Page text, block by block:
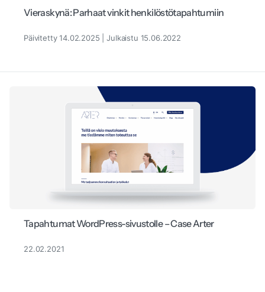
Vieraskynä: Parhaat vinkit henkilöstötapahtumiin
Päivitetty 14.02.2025 | Julkaistu 15.06.2022
Tapahtumat WordPress-sivustolle – Case Arter
22.02.2021